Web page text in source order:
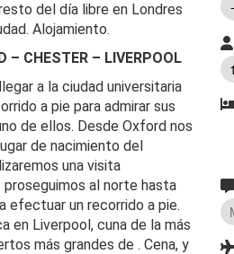
del día libre en Londres
Alojamiento.
– CHESTER – LIVERPOOL
a la ciudad universitaria
a pie para admirar sus
de ellos. Desde Oxford nos
de nacimiento del
una visita
proseguimos al norte hasta
efectuar un recorrido a pie.
en Liverpool, cuna de la más
más grandes de . Cena, y